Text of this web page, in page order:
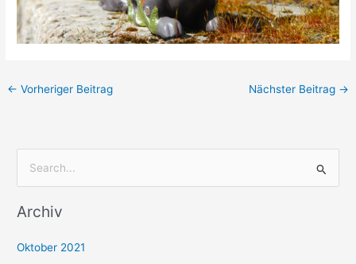
← Vorheriger Beitrag Nächster Beitrag →
c
Archiv
Oktober 2021